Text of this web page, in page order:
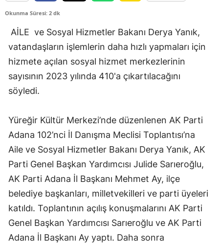
Çankırı
Çorum
Denizli
Elazığ
Erzincan
Erzurum
Eskişehir
Giresun
Okunma Süresi: 2 dk
AİLE ve Sosyal Hizmetler Bakanı Derya Yanık,
vatandaşların işlemlerin daha hızlı yapmaları için
hizmete açılan sosyal hizmet merkezlerinin
sayısının 2023 yılında 410'a çıkartılacağını
söyledi.
Yüreğir Kültür Merkezi’nde düzenlenen AK Parti
Adana 102’nci İl Danışma Meclisi Toplantısı’na
Aile ve Sosyal Hizmetler Bakanı Derya Yanık, AK
Parti Genel Başkan Yardımcısı Julide Sarıeroğlu,
AK Parti Adana İl Başkanı Mehmet Ay, ilçe
belediye başkanları, milletvekilleri ve parti üyeleri
katıldı. Toplantının açılış konuşmalarını AK Parti
Genel Başkan Yardımcısı Sarıeroğlu ve AK Parti
Adana İl Başkanı Ay yaptı. Daha sonra